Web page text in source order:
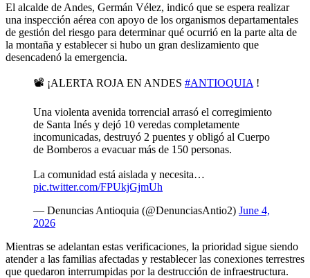
El alcalde de Andes, Germán Vélez, indicó que se espera realizar
una inspección aérea con apoyo de los organismos departamentales
de gestión del riesgo para determinar qué ocurrió en la parte alta de
la montaña y establecer si hubo un gran deslizamiento que
desencadenó la emergencia.
📽 ¡ALERTA ROJA EN ANDES #ANTIOQUIA !
Una violenta avenida torrencial arrasó el corregimiento
de Santa Inés y dejó 10 veredas completamente
incomunicadas, destruyó 2 puentes y obligó al Cuerpo
de Bomberos a evacuar más de 150 personas.
La comunidad está aislada y necesita…
pic.twitter.com/FPUkjGjmUh
— Denuncias Antioquia (@DenunciasAntio2) June 4,
2026
Mientras se adelantan estas verificaciones, la prioridad sigue siendo
atender a las familias afectadas y restablecer las conexiones terrestres
que quedaron interrumpidas por la destrucción de infraestructura.